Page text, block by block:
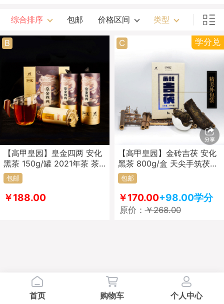
综合排序 包邮 价格区间 类型
B
【高甲皇园】皇金四两 安化
黑茶 150g/罐 2021年茶 茶
叶包邮
￥188.00
C 学分兑
【高甲皇园】金砖吉茯 安化
黑茶 800g/盒 天尖手筑茯砖
茶叶
包邮
￥170.00+98.00学分
原价：￥268.00
首页 购物车 个人中心